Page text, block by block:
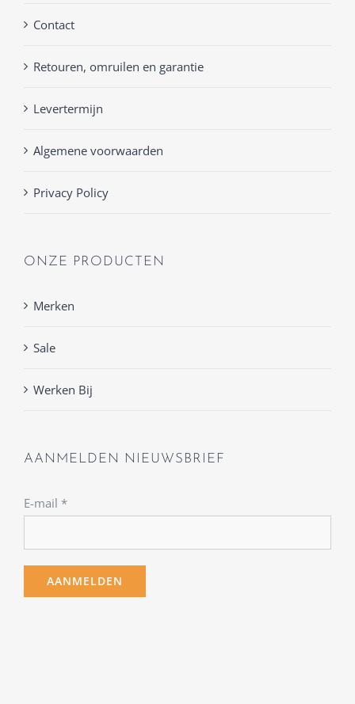
Contact
Retouren, omruilen en garantie
Levertermijn
Algemene voorwaarden
Privacy Policy
ONZE PRODUCTEN
Merken
Sale
Werken Bij
AANMELDEN NIEUWSBRIEF
E-mail *